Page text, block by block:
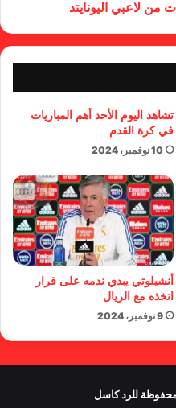
من لاعبي اليونايتد
تشاهد اليوم الأحد أهم المباريات
في كرة القدم
10 نوفمبر، 2024
أنشيلوتي يبدي ندمه على قرار
اتخذه مع الريال
9 نوفمبر، 2024